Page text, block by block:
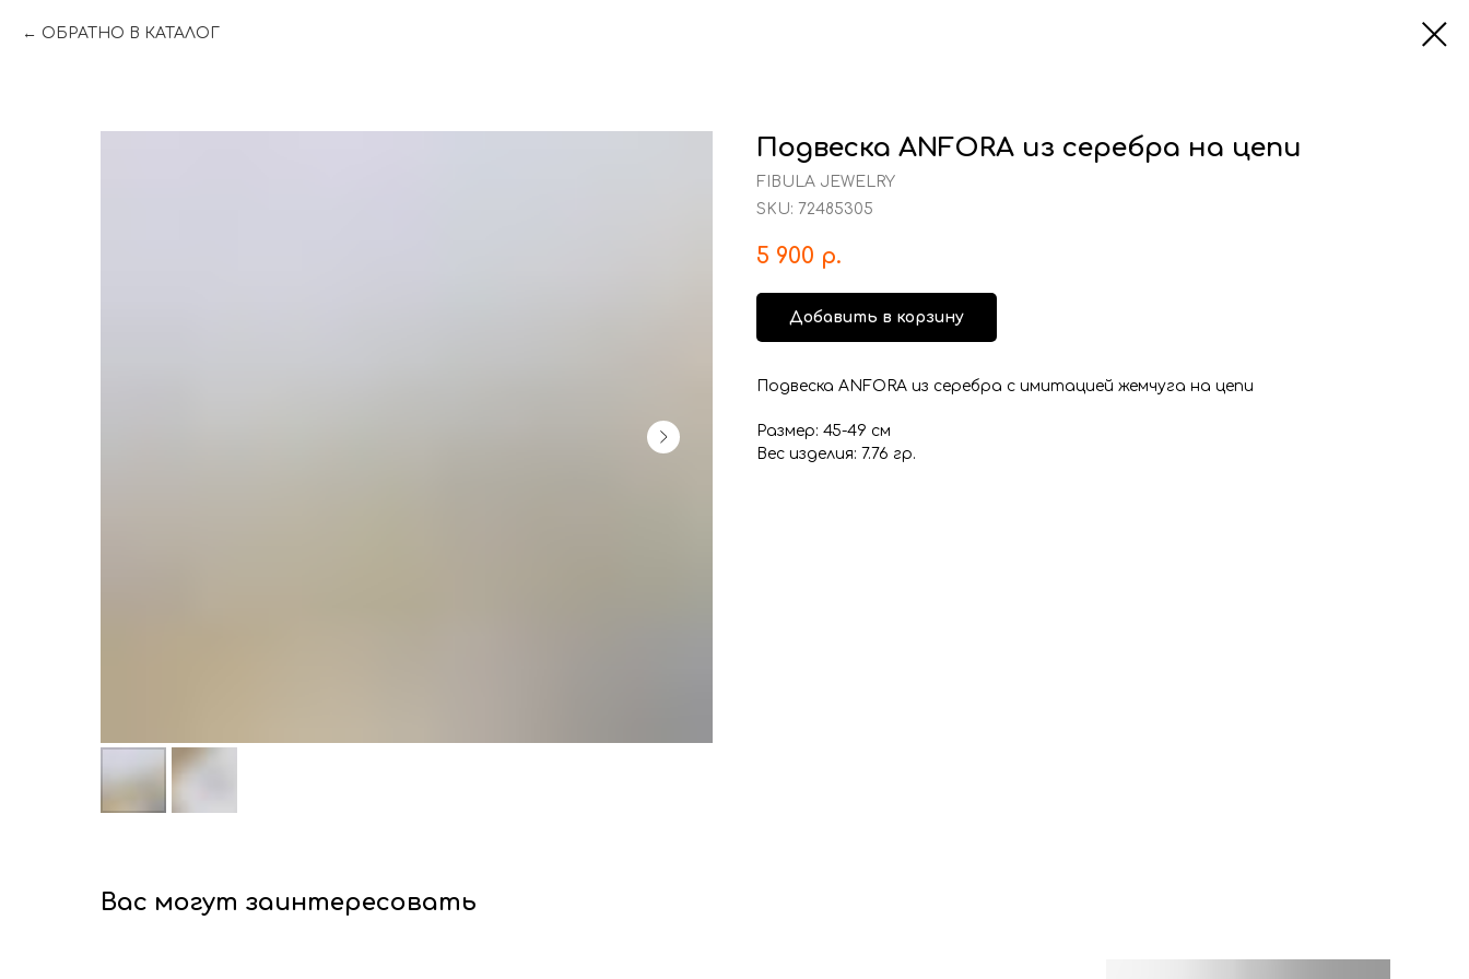
ОБРАТНО В КАТАЛОГ
Подвеска ANFORA из серебра на цепи
FIBULA JEWELRY
SKU: 72485305
5 900 р.
Добавить в корзину
Подвеска ANFORA из серебра с имитацией жемчуга на цепи
Размер: 45-49 см
Вес изделия: 7.76 гр.
Вас могут заинтересовать